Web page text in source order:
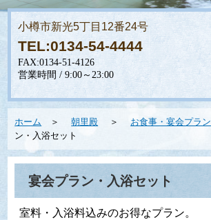
小樽市新光5丁目12番24号
TEL:0134-54-4444
ホーム ＞朝里殿 ＞ お食事・宴会プラン
ン・入浴セット
宴会プラン・入浴セット
室料・入浴料込みのお得なプラン。